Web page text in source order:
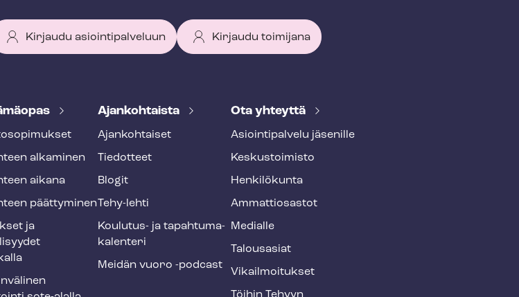
Kirjaudu asiointipalveluun Kirjaudu toimijana
alkaminen
aikana
päättyminen
ja
Ajankohtaista
Ajankohtaiset
Tiedotteet
Blogit
Tehy-lehti
Koulutus- ja ta­pah­tu­ma­
ka­len­te­ri
Meidän vuoro -podcast
Ota yhteyttä
Asioin­ti­pal­ve­lu jäsenille
Keskustoimisto
Henkilökunta
Ammattiosastot
Medialle
Talousasiat
Vi­kail­moi­tuk­set